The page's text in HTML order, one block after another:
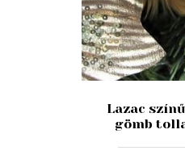
Lazac
gömb